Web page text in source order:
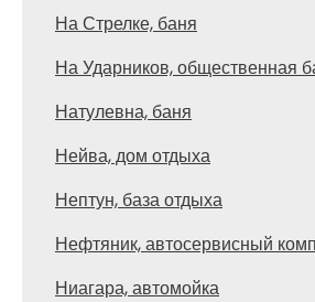
На Стрелке, баня
На Ударников, общественная
Натулевна, баня
Нейва, дом отдыха
Нептун, база отдыха
Нефтяник, автосервисный
Ниагара, автомойка